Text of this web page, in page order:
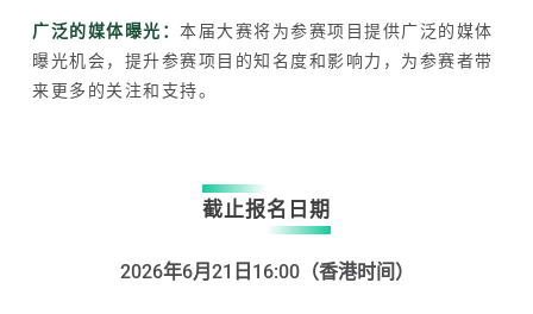
广泛的媒体曝光： 本届大赛将为参赛项目提供广泛的媒体
曝光机会，提升参赛项目的知名度和影响力，为参赛者带
来更多的关注和支持。
截止报名日期
2026年6月21日16:00（香港时间）